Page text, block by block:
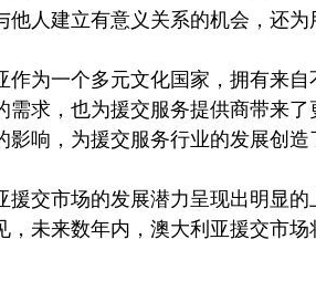
他人建立有意义关系的机会，还
作为一个多元文化国家，拥有来
需求，也为援交服务提供商带来
影响，为援交服务行业的发展创
援交市场的发展潜力呈现出明显